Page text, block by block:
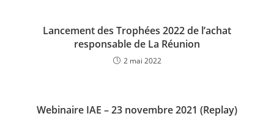
Lancement des Trophées 2022 de l’achat
responsable de La Réunion
2 mai 2022
Webinaire IAE – 23 novembre 2021 (Replay)